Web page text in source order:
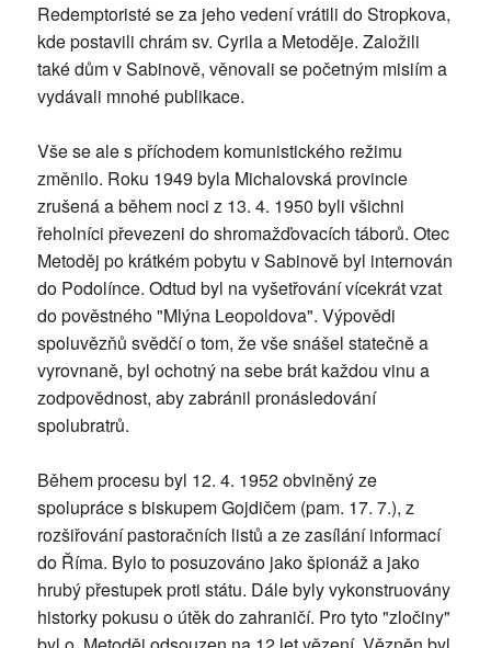
Redemptoristé se za jeho vedení vrátili do Stropkova,
kde postavili chrám sv. Cyrila a Metoděje. Založili
také dům v Sabinově, věnovali se početným misiím a
vydávali mnohé publikace.
Vše se ale s příchodem komunistického režimu
změnilo. Roku 1949 byla Michalovská provincie
zrušená a během noci z 13. 4. 1950 byli všichni
řeholníci převezeni do shromažďovacích táborů. Otec
Metoděj po krátkém pobytu v Sabinově byl internován
do Podolínce. Odtud byl na vyšetřování vícekrát vzat
do pověstného "Mlýna Leopoldova". Výpovědi
spoluvězňů svědčí o tom, že vše snášel statečně a
vyrovnaně, byl ochotný na sebe brát každou vinu a
zodpovědnost, aby zabránil pronásledování
spolubratrů.
Během procesu byl 12. 4. 1952 obviněný ze
spolupráce s biskupem Gojdičem (pam. 17. 7.), z
rozšiřování pastoračních listů a ze zasílání informací
do Říma. Bylo to posuzováno jako špionáž a jako
hrubý přestupek proti státu. Dále byly vykonstruovány
historky pokusu o útěk do zahraničí. Pro tyto "zločiny"